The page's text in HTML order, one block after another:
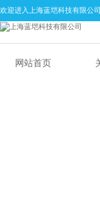
欢迎进入上海蓝垲科技有限公司
网站首页